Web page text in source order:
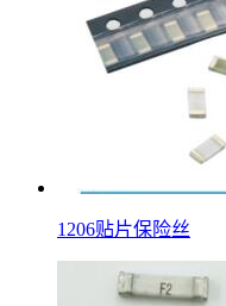
1206贴片保险丝